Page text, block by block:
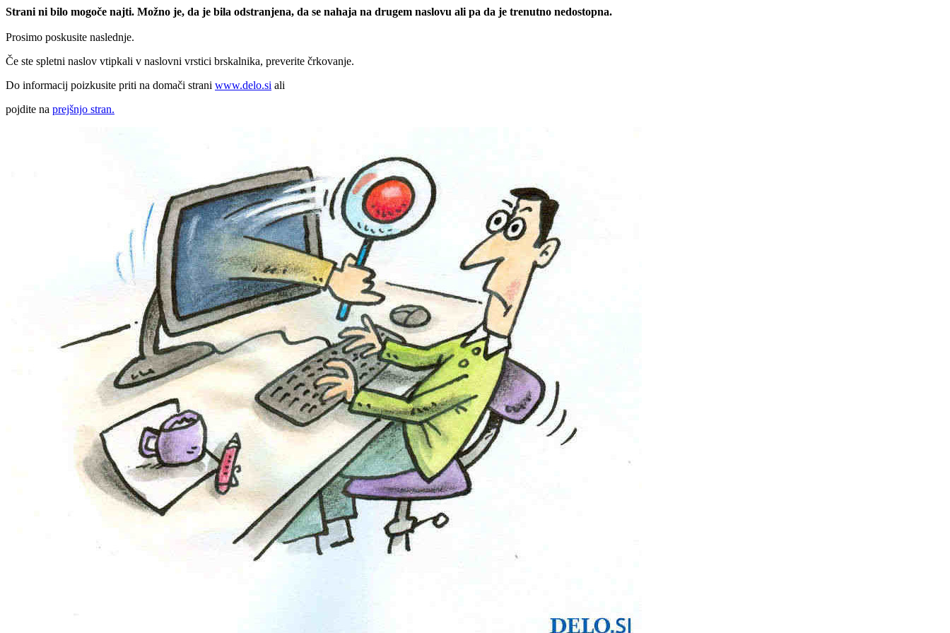
Strani ni bilo mogoče najti. Možno je, da je bila odstranjena, da se nahaja na drugem naslovu ali pa da je trenutno nedostopna.
Prosimo poskusite naslednje.
Če ste spletni naslov vtipkali v naslovni vrstici brskalnika, preverite črkovanje.
Do informacij poizkusite priti na domači strani www.delo.si ali
pojdite na prejšnjo stran.